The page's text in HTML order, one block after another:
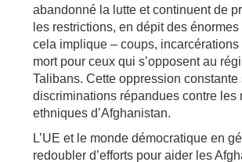
abandonné la lutte et continuent de
les restrictions, en dépit des
cela implique – coups, incarcérations
mort pour ceux qui s’opposent au
Talibans. Cette oppression
discriminations répandues contre les
ethniques d’Afghanistan.
L’UE et le monde démocratique en
redoubler d’efforts pour aider les